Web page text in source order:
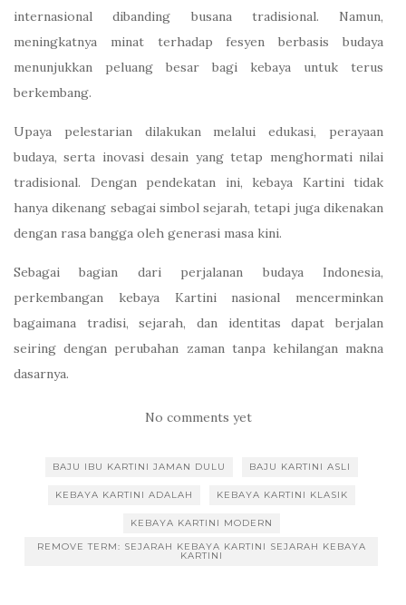
internasional dibanding busana tradisional. Namun,
meningkatnya minat terhadap fesyen berbasis budaya
menunjukkan peluang besar bagi kebaya untuk terus
berkembang.
Upaya pelestarian dilakukan melalui edukasi, perayaan
budaya, serta inovasi desain yang tetap menghormati nilai
tradisional. Dengan pendekatan ini, kebaya Kartini tidak
hanya dikenang sebagai simbol sejarah, tetapi juga dikenakan
dengan rasa bangga oleh generasi masa kini.
Sebagai bagian dari perjalanan budaya Indonesia,
perkembangan kebaya Kartini nasional mencerminkan
bagaimana tradisi, sejarah, dan identitas dapat berjalan
seiring dengan perubahan zaman tanpa kehilangan makna
dasarnya.
No comments yet
BAJU IBU KARTINI JAMAN DULU BAJU KARTINI ASLI
KEBAYA KARTINI ADALAH KEBAYA KARTINI KLASIK
KEBAYA KARTINI MODERN
REMOVE TERM: SEJARAH KEBAYA KARTINI SEJARAH KEBAYA
KARTINI